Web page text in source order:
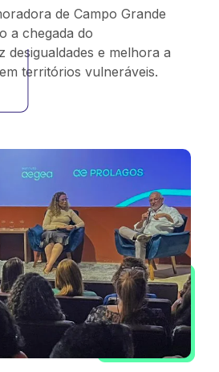
de Campo Grande
a chegada do
desigualdades e melhora a
territórios vulneráveis.